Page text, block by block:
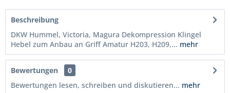
Beschreibung
DKW Hummel, Victoria, Magura Dekompression Klingel
Hebel zum Anbau an Griff Amatur H203, H209,... mehr
Bewertungen
0
Bewertungen lesen, schreiben und diskutieren... mehr